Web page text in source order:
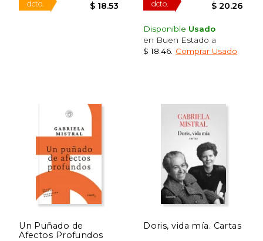
50%
dcto.
Disponible Usado
en Buen Estado a
$ 18.46 Comprar Usado
Un Puñado de
Afectos Profundos
Doris, vida mía. Cartas